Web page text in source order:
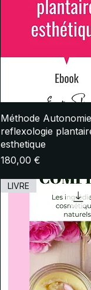
Aperçu rapide
Méthode
reflexologie
esthetique
Prix
180,00 €
LIVRE